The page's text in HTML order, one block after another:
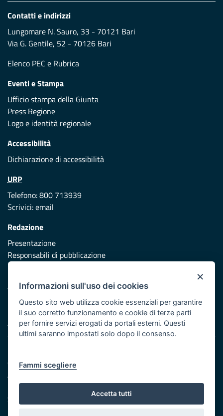
Contatti e indirizzi
Lungomare N. Sauro, 33 - 70121 Bari
Via G. Gentile, 52 - 70126 Bari
Elenco PEC e Rubrica
Eventi e Stampa
Ufficio stampa della Giunta
Press Regione
Logo e identità regionale
Accessibilità
Dichiarazione di accessibilità
URP
Telefono: 800 713939
Scrivici:email
Redazione
Presentazione
Responsabili di pubblicazione
Vai al sito di Protezione Civile Puglia
Iniziativa finanziata con risorse del POR Puglia 2014/2020 -
Asse XI
Cookie e privacy
Atti di notifica
Feed RSS
Servizi Intranet
×
Informazioni sull'uso dei cookies
Questo sito web utilizza cookie essenziali per garantire
il suo corretto funzionamento e cookie di terze parti
per fornire servizi erogati da portali esterni. Questi
ultimi saranno impostati solo dopo il consenso.
Fammi scegliere
Accetta tutti